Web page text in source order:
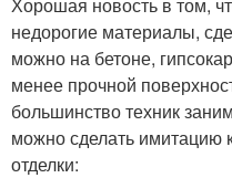
недорогие материалы,
можно на бетоне,
менее прочной
большинство техник
можно сделать имитацию
отделки: